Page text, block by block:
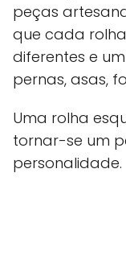
peças
que cada
diferentes e
pernas, asas,
Uma rolha
tornar-se um
personalidade.